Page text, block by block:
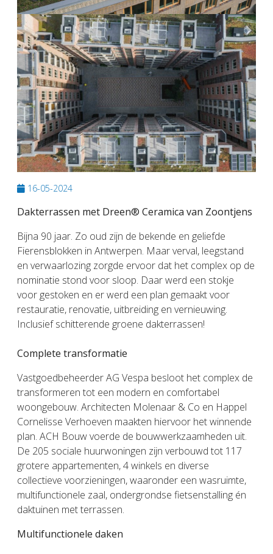
16-05-2024
Dakterrassen met Dreen® Ceramica van Zoontjens
Bijna 90 jaar. Zo oud zijn de bekende en geliefde
Fierensblokken in Antwerpen. Maar verval, leegstand
en verwaarlozing zorgde ervoor dat het complex op de
nominatie stond voor sloop. Daar werd een stokje
voor gestoken en er werd een plan gemaakt voor
restauratie, renovatie, uitbreiding en vernieuwing.
Inclusief schitterende groene dakterrassen!
Complete transformatie
Vastgoedbeheerder AG Vespa besloot het complex de
transformeren tot een modern en comfortabel
woongebouw. Architecten Molenaar & Co en Happel
Cornelisse Verhoeven maakten hiervoor het winnende
plan. ACH Bouw voerde de bouwwerkzaamheden uit.
De 205 sociale huurwoningen zijn verbouwd tot 117
grotere appartementen, 4 winkels en diverse
collectieve voorzieningen, waaronder een wasruimte,
multifunctionele zaal, ondergrondse fietsenstalling én
daktuinen met terrassen.
Multifunctionele daken